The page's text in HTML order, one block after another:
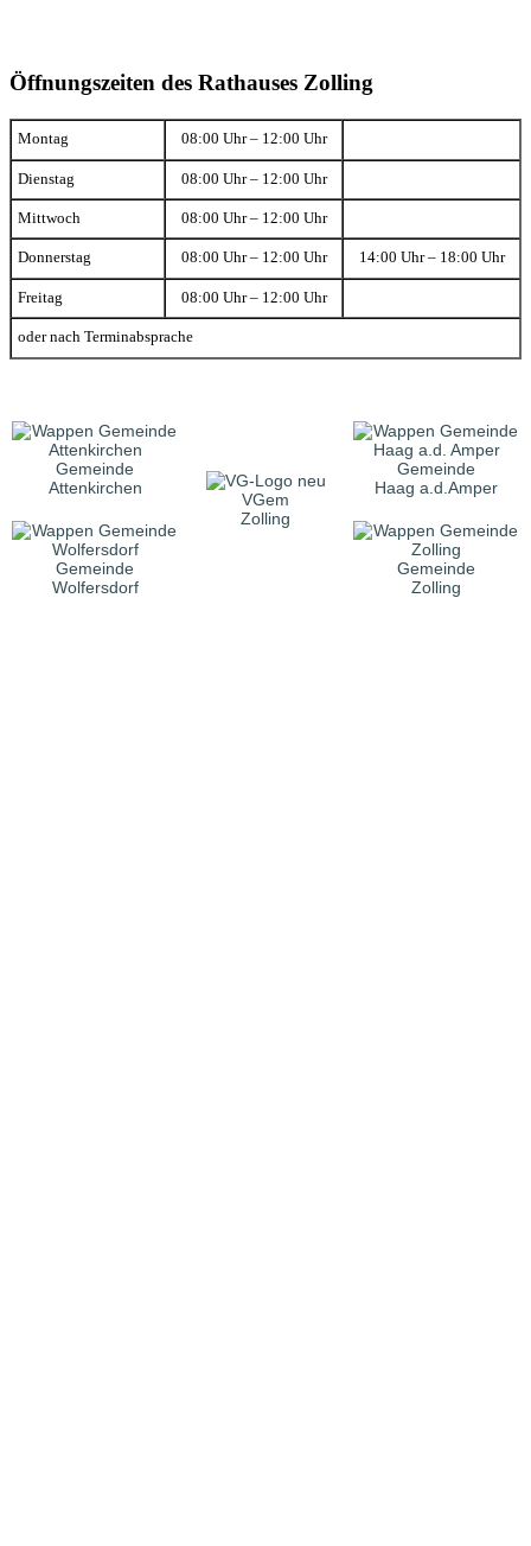
Öffnungszeiten des Rathauses Zolling
Montag 08:00 Uhr – 12:00 Uhr
Dienstag 08:00 Uhr – 12:00 Uhr
Mittwoch 08:00 Uhr – 12:00 Uhr
Donnerstag 08:00 Uhr – 12:00 Uhr 14:00 Uhr – 18:00 Uhr
Freitag 08:00 Uhr – 12:00 Uhr
oder nach Terminabsprache
Gemeinde
Attenkirchen
VGem
Zolling
Gemeinde
Haag a.d.Amper
Gemeinde
Wolfersdorf
Gemeinde
Zolling